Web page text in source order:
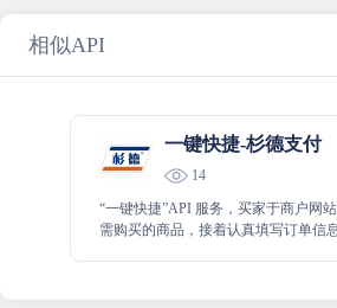
相似API
一键快捷-杉德支付
14
“一键快捷”API 服务，买家于商户网
需购买的商品，接着认真填写订单信